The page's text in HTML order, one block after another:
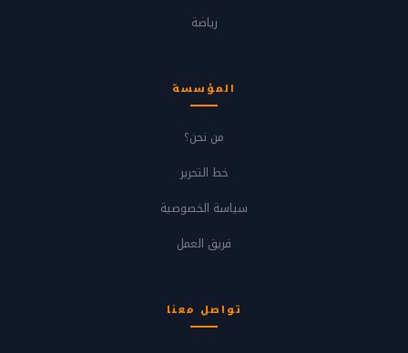
رياضة
المؤسسة
من نحن؟
خط التحرير
سياسة الخصوصية
فريق العمل
تواصل معنا